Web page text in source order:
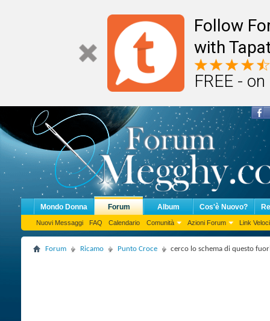
Follow
with
FREE -
Mondo Donna Forum
Nuovi Messaggi FAQ Calendario Comunità Azioni Forum Link Veloci
Album Cos'è Nuovo?
Forum Ricamo Punto Croce cerco lo schema di questo